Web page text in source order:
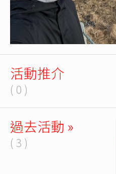
活動推介
( 0 )
過去活動 »
( 3 )